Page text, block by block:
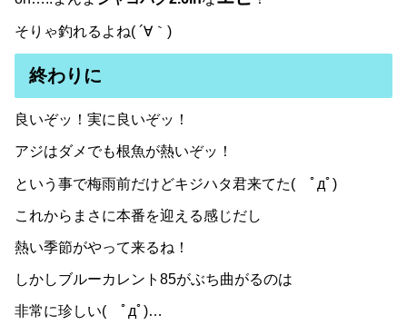
そりゃ釣れるよね( ´∀｀)
終わりに
良いぞッ！実に良いぞッ！
アジはダメでも根魚が熱いぞッ！
という事で梅雨前だけどキジハタ君来てた( ﾟдﾟ)
これからまさに本番を迎える感じだし
熱い季節がやって来るね！
しかしブルーカレント85がぶち曲がるのは
非常に珍しい( ﾟдﾟ)…